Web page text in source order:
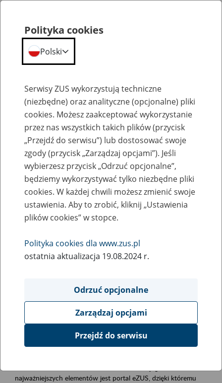
Szkolenia
Zaproś ZUS do siebie - zakładanie profili
eZUS w siedzibie Twojej firmy
Rodzaj wydarzenia
Szkolenia
Obszar merytoryczny
obsługa klientów
Opis wydarzenia
Platforma Usług Elektronicznych ZUS eZUS
najważniejszych elementów jest portal eZUS, dzięki któremu
Polityka cookies
Polski
Serwisy ZUS wykorzystują techniczne
(niezbędne) oraz analityczne (opcjonalne) pliki
cookies. Możesz zaakceptować wykorzystanie
przez nas wszystkich takich plików (przycisk
„Przejdź do serwisu”) lub dostosować swoje
zgody (przycisk „Zarządzaj opcjami”). Jeśli
wybierzesz przycisk „Odrzuć opcjonalne”,
będziemy wykorzystywać tylko niezbędne pliki
cookies. W każdej chwili możesz zmienić swoje
ustawienia. Aby to zrobić, kliknij „Ustawienia
plików cookies” w stopce.
Polityka cookies dla www.zus.pl
ostatnia aktualizacja 19.08.2024 r.
Odrzuć opcjonalne
Zarządzaj opcjami
Przejdź do serwisu